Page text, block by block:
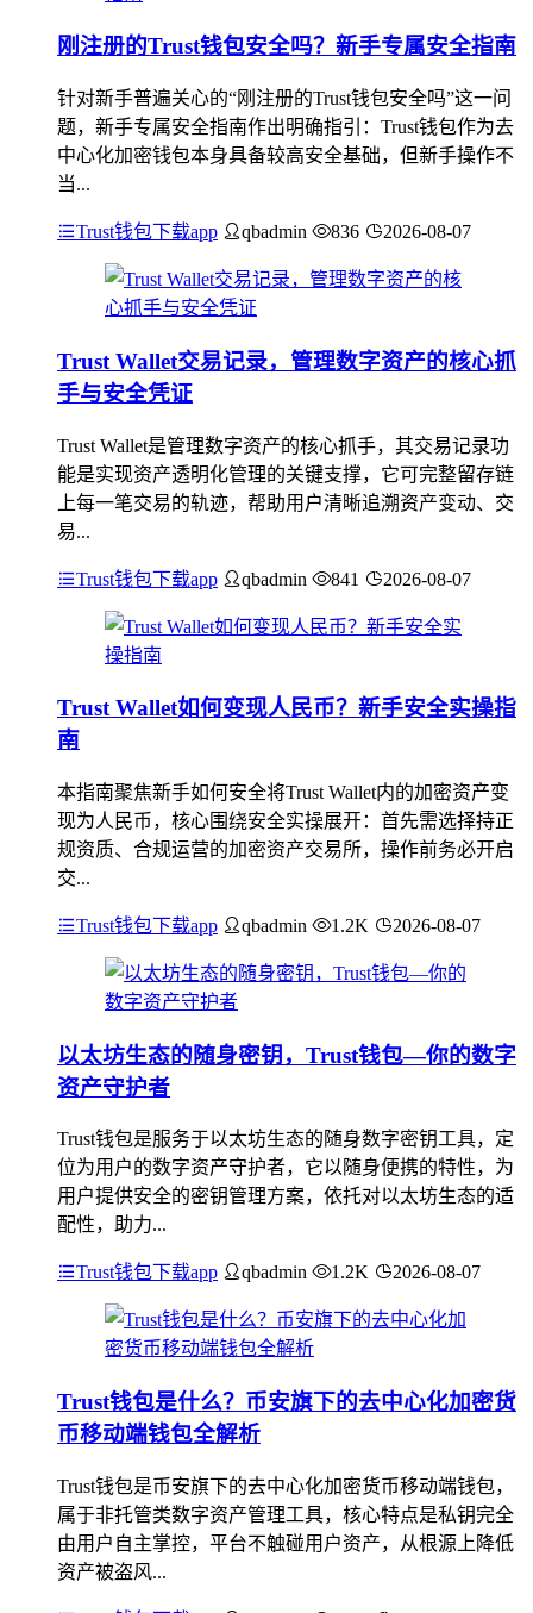
刚注册的Trust钱包安全吗？新手专属安全指南
针对新手普遍关心的“刚注册的Trust钱包安全吗”这一问
题，新手专属安全指南作出明确指引：Trust钱包作为去
中心化加密钱包本身具备较高安全基础，但新手操作不
当...
Trust钱包下载app qbadmin 836 2026-08-07
Trust Wallet交易记录，管理数字资产的核心抓
手与安全凭证
Trust Wallet是管理数字资产的核心抓手，其交易记录功
能是实现资产透明化管理的关键支撑，它可完整留存链
上每一笔交易的轨迹，帮助用户清晰追溯资产变动、交
易...
Trust钱包下载app qbadmin 841 2026-08-07
Trust Wallet如何变现人民币？新手安全实操指
南
本指南聚焦新手如何安全将Trust Wallet内的加密资产变
现为人民币，核心围绕安全实操展开：首先需选择持正
规资质、合规运营的加密资产交易所，操作前务必开启
交...
Trust钱包下载app qbadmin 1.2K 2026-08-07
以太坊生态的随身密钥，Trust钱包—你的数字
资产守护者
Trust钱包是服务于以太坊生态的随身数字密钥工具，定
位为用户的数字资产守护者，它以随身便携的特性，为
用户提供安全的密钥管理方案，依托对以太坊生态的适
配性，助力...
Trust钱包下载app qbadmin 1.2K 2026-08-07
Trust钱包是什么？币安旗下的去中心化加密货
币移动端钱包全解析
Trust钱包是币安旗下的去中心化加密货币移动端钱包，
属于非托管类数字资产管理工具，核心特点是私钥完全
由用户自主掌控，平台不触碰用户资产，从根源上降低
资产被盗风...